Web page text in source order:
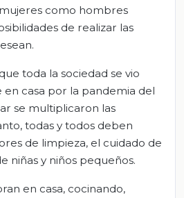
como hombres
de realizar las
toda la sociedad se vio
en casa por la pandemia del
se multiplicaron las
todas y todos deben
de limpieza, el cuidado de
niñas y niños pequeños.
en casa, cocinando,